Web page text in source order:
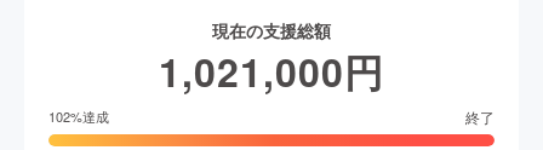
現在の支援総額
1,021,000円
102%達成 終了